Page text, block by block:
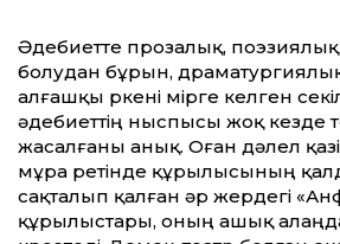
Әдебиетте прозалық,
болудан бұрын,
алғашқы өркені өмірге келген
әдебиеттің ныспысы жоқ кезде
жасалғаны анық. Оған дәлел
мұра ретінде құрылысының
сақталып қалған әр жердегі
құрылыстары, оның ашық